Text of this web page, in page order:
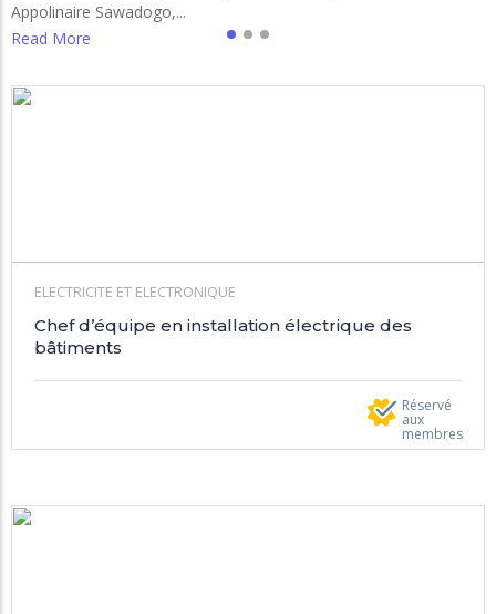
Appolinaire Sawadogo,...
Read More
ELECTRICITE ET ELECTRONIQUE
Chef d’équipe en installation électrique des
bâtiments
Réservé
aux
membres